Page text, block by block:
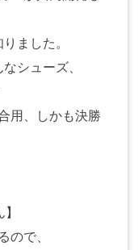
ました。
シューズ、
用、しかも決勝
で、